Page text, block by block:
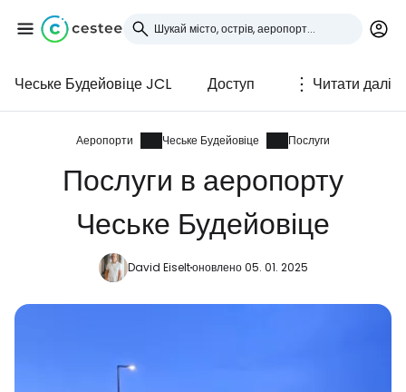
Чеське Будейовіце JCL Доступ Читати далі
Аеропорти Чеське Будейовіце Послуги
Послуги в аеропорту
Чеське Будейовіце
David Eiseltоновлено 05. 01. 2025
Увійдіть до Cestee
... світова туристична спільнота
Продовжуйте з Google
Продовжуйте у Facebook